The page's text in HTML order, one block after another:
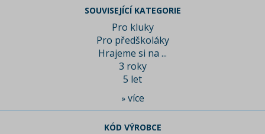
SOUVISEJÍCÍ KATEGORIE
Pro kluky
Pro předškoláky
Hrajeme si na ...
3 roky
5 let
» více
KÓD VÝROBCE